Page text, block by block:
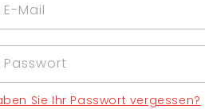
E-Mail
Passwort
Sie Ihr Passwort vergessen?